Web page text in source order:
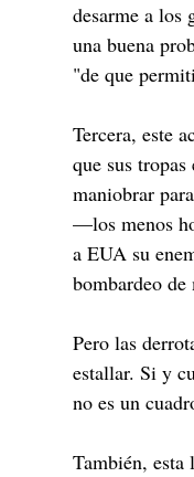
desarme a los
una buena
"de que
Tercera, este
que sus
maniobrar
—los menos
a EUA su
bombardeo
Pero las
estallar. Si y
no es un
También, esta